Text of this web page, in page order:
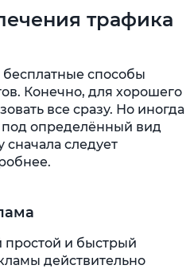
трафика
способы
Конечно, для хорошего
все сразу. Но иногда
определённый вид
следует
простой и быстрый
действительно